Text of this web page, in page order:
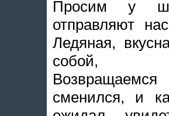
Просим у
отправляют
Ледяная,
собой,
сменился, и